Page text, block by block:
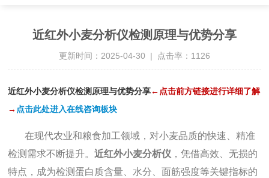
近红外小麦分析仪检测原理与优势分享
更新时间：2025-04-30 | 点击率：1126
近红外小麦分析仪检测原理与优势分享←点击前方链接进行详细了解
→ 点击此处进入在线咨询板块
在现代农业和粮食加工领域，对小麦品质的快速、精准
检测需求不断提升。近红外小麦分析仪 ，凭借高效、无损的
特点，成为检测蛋白质含量、水分、面筋强度等关键指标的